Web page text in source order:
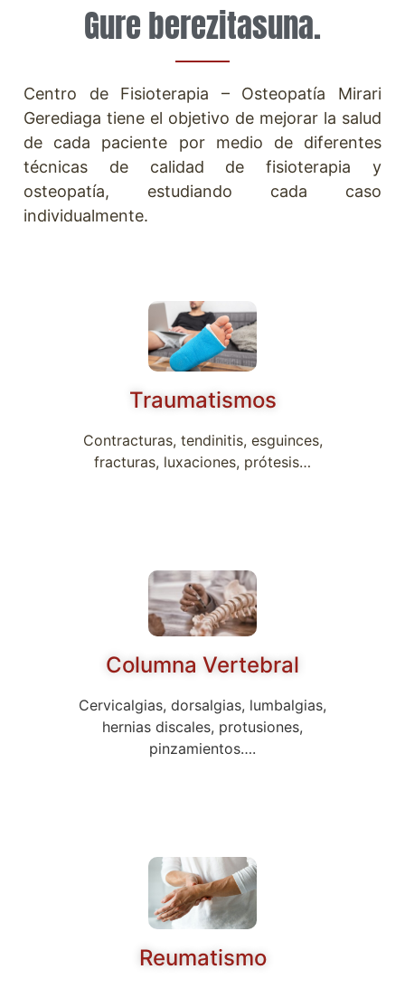
Gure berezitasuna.
Centro de Fisioterapia – Osteopatía Mirari
Gerediaga tiene el objetivo de mejorar la salud
de cada paciente por medio de diferentes
técnicas de calidad de fisioterapia y
osteopatía, estudiando cada caso
individualmente.
Traumatismos
Contracturas, tendinitis, esguinces,
fracturas, luxaciones, prótesis…
Columna Vertebral
Cervicalgias, dorsalgias, lumbalgias,
hernias discales, protusiones,
pinzamientos….
Reumatismo